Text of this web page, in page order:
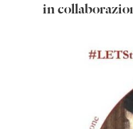
in